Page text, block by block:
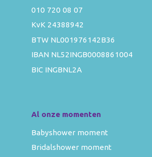
010 720 08 07
KvK 24388942
BTW NL001976142B36
IBAN NL52INGB0008861004
BIC INGBNL2A
Al onze momenten
Babyshower moment
Bridalshower moment